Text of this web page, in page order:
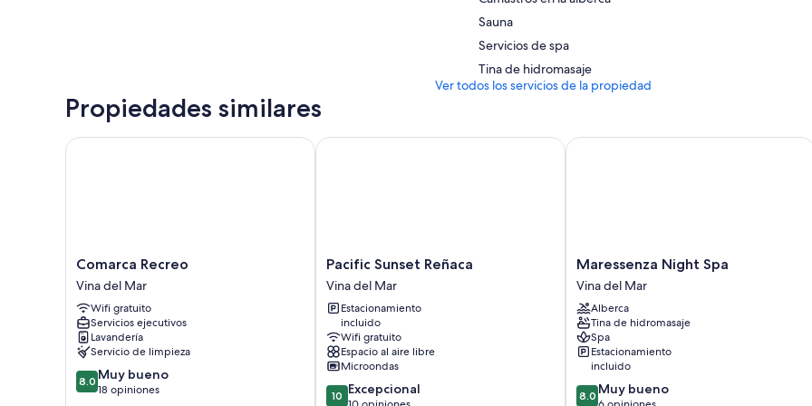
Otros de los servicios que también disfrutarás incluyen:
Televisiones LCD de 43 pulgadas con canales por cable
Áreas de comedor independiente, cocinas y congeladores o
Sauna
Servicios de spa
Tina de hidromasaje
Ver todos los servicios de la propiedad
Propiedades similares
Comarca
Recreo
Vina
del
Mar
Comarca Recreo
Vina del Mar
Wifi gratuito
Servicios ejecutivos
Lavandería
Servicio de limpieza
8.0
de
8.0 Muy bueno
18 opiniones
Comarca Recreo
Pacific
Sunset
Reñaca
Vina
del
Mar
Pacific Sunset Reñaca
Vina del Mar
Estacionamiento
incluido
Wifi gratuito
Espacio al aire libre
Microondas
10.0
10 Excepcional
Pacific Sunset Reñaca
Maressenza
Night
Spa
Vina
del
Mar
Maressenza Night Spa
Vina del Mar
Alberca
Tina de hidromasaje
Spa
Estacionamiento
incluido
8.0
8.0 Muy bueno
Maressenza Night Spa